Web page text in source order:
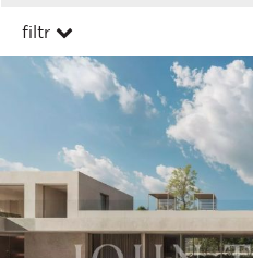
filtr